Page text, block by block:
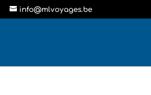
info@mlvoyages.be